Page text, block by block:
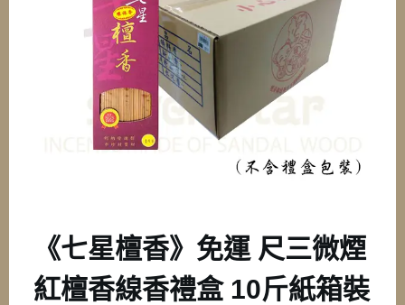
《七星檀香》免運 尺三微煙
紅檀香線香禮盒 10斤紙箱裝